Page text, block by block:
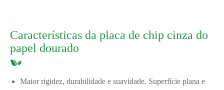
Características da placa de chip cinza do
papel dourado
Maior rigidez, durabilidade e suavidade. Superfície plana e